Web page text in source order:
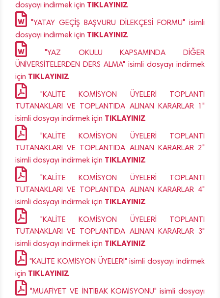
dosyayı indirmek için TIKLAYINIZ
"YATAY GEÇİŞ BAŞVURU DİLEKÇESİ FORMU" isimli
dosyayı indirmek için TIKLAYINIZ
"YAZ OKULU KAPSAMINDA DİĞER
ÜNİVERSİTELERDEN DERS ALMA" isimli dosyayı indirmek
için TIKLAYINIZ
"KALİTE KOMİSYON ÜYELERİ TOPLANTI
TUTANAKLARI VE TOPLANTIDA ALINAN KARARLAR 1"
isimli dosyayı indirmek için TIKLAYINIZ
"KALİTE KOMİSYON ÜYELERİ TOPLANTI
TUTANAKLARI VE TOPLANTIDA ALINAN KARARLAR 2"
isimli dosyayı indirmek için TIKLAYINIZ
"KALİTE KOMİSYON ÜYELERİ TOPLANTI
TUTANAKLARI VE TOPLANTIDA ALINAN KARARLAR 4"
isimli dosyayı indirmek için TIKLAYINIZ
"KALİTE KOMİSYON ÜYELERİ TOPLANTI
TUTANAKLARI VE TOPLANTIDA ALINAN KARARLAR 3"
isimli dosyayı indirmek için TIKLAYINIZ
"KALİTE KOMİSYON ÜYELERİ" isimli dosyayı indirmek
için TIKLAYINIZ
"MUAFİYET VE İNTİBAK KOMİSYONU" isimli dosyayı